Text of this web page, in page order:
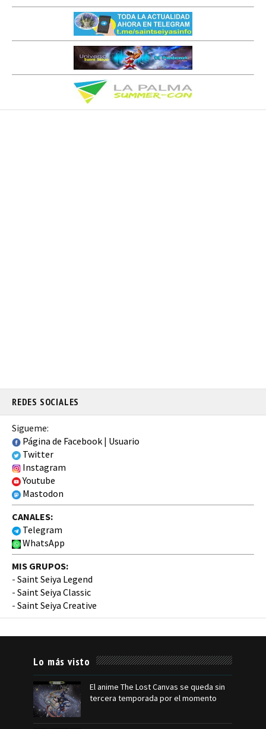
REDES SOCIALES
Sigueme:
Página de Facebook | Usuario
Twitter
Instagram
Youtube
Mastodon
CANALES:
Telegram
WhatsApp
MIS GRUPOS:
- Saint Seiya Legend
- Saint Seiya Classic
- Saint Seiya Creative
Lo más visto
El anime The Lost Canvas se queda sin
tercera temporada por el momento